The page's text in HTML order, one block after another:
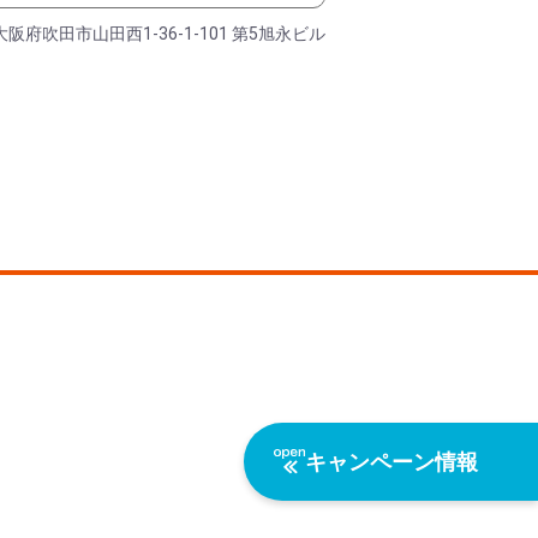
キャンペーン情報
阪府吹田市山田西1-36-1-101 第5旭永ビル